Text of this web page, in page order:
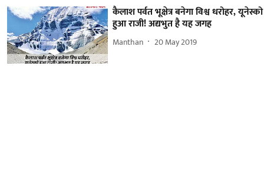
कैलाश पर्वत भूक्षेत्र बनेगा विश्व धरोहर, यूनेस्को
हुआ राजी! अद्यभुत है यह जगह
Manthan 20 May 2019